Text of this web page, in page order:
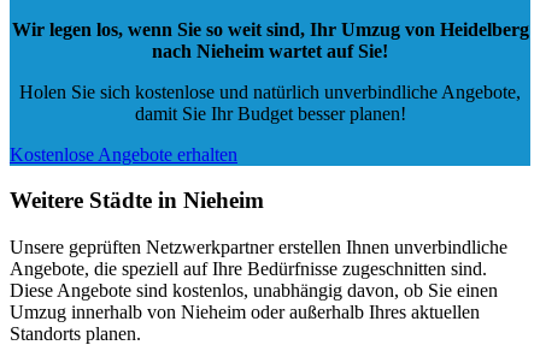
Wir legen los, wenn Sie so weit sind, Ihr Umzug von Heidelberg
nach Nieheim wartet auf Sie!
Holen Sie sich kostenlose und natürlich unverbindliche Angebote,
damit Sie Ihr Budget besser planen!
Kostenlose Angebote erhalten
Weitere Städte in Nieheim
Unsere geprüften Netzwerkpartner erstellen Ihnen unverbindliche
Angebote, die speziell auf Ihre Bedürfnisse zugeschnitten sind.
Diese Angebote sind kostenlos, unabhängig davon, ob Sie einen
Umzug innerhalb von Nieheim oder außerhalb Ihres aktuellen
Standorts planen.